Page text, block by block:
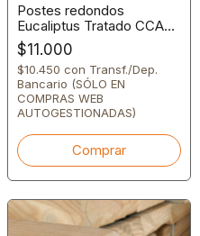
Postes redondos
Eucaliptus Tratado CCA
***PROMO*** 10/12 cm
diám. x 2.20 m
$11.000
$10.450 con Transf./Dep.
Bancario (SÓLO EN
COMPRAS WEB
AUTOGESTIONADAS)